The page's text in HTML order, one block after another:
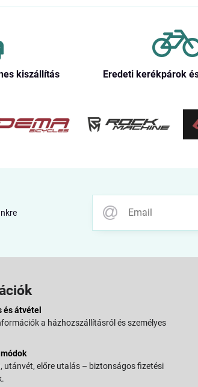
kiszállítás Eredeti kerékpárok
és átvétel
a házhozszállításról és személyes
utánvét, előre utalás – biztonságos fizetési